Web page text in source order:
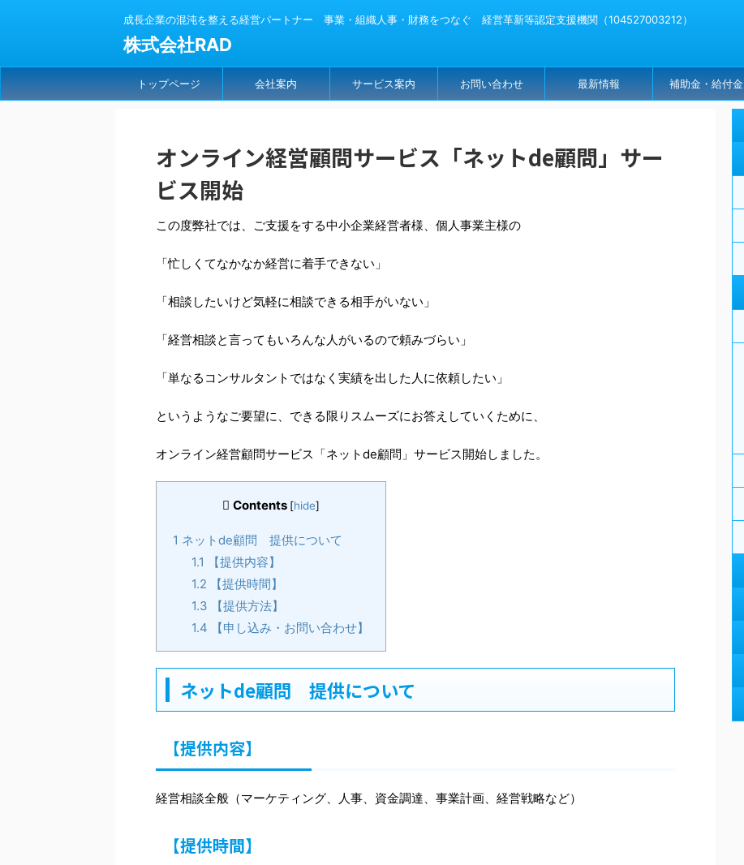
成長企業の混沌を整える経営パートナー 事業・組織人事・財務をつなぐ 経営革新等認定支援機関（104527003212）
株式会社RAD
トップページ 会社案内 サービス案内 お問い合わせ 最新情報 補助金・給付金
オンライン経営顧問サービス「ネットde顧問」サー
ビス開始
この度弊社では、ご支援をする中小企業経営者様、個人事業主様の
「忙しくてなかなか経営に着手できない」
「相談したいけど気軽に相談できる相手がいない」
「経営相談と言ってもいろんな人がいるので頼みづらい」
「単なるコンサルタントではなく実績を出した人に依頼したい」
というようなご要望に、できる限りスムーズにお答えしていくために、
オンライン経営顧問サービス「ネットde顧問」サービス開始しました。
Contents [hide]
1 ネットde顧問 提供について
1.1 【提供内容】
1.2 【提供時間】
1.3 【提供方法】
1.4 【申し込み・お問い合わせ】
ネットde顧問 提供について
【提供内容】
経営相談全般（マーケティング、人事、資金調達、事業計画、経営戦略など）
【提供時間】